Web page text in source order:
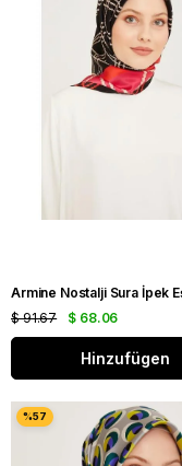
$ 68.06
$ 91.67
Hinzufügen